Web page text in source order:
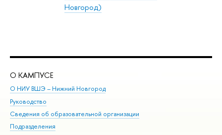
Новгород)
О КАМПУСЕ
О НИУ ВШЭ – Нижний Новгород
Руководство
Сведения об образовательной организации
Подразделения